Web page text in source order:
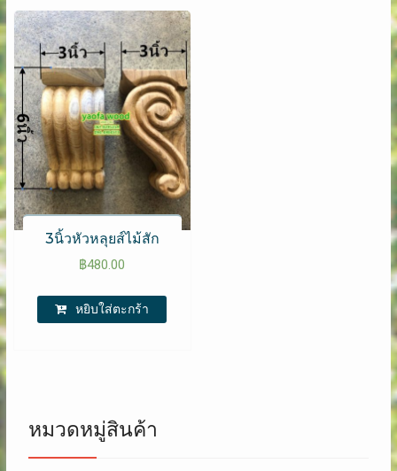
3นิ้วหัวหลุยส์ไม้สัก
฿480.00
หยิบใส่ตะกร้า
หมวดหมู่สินค้า